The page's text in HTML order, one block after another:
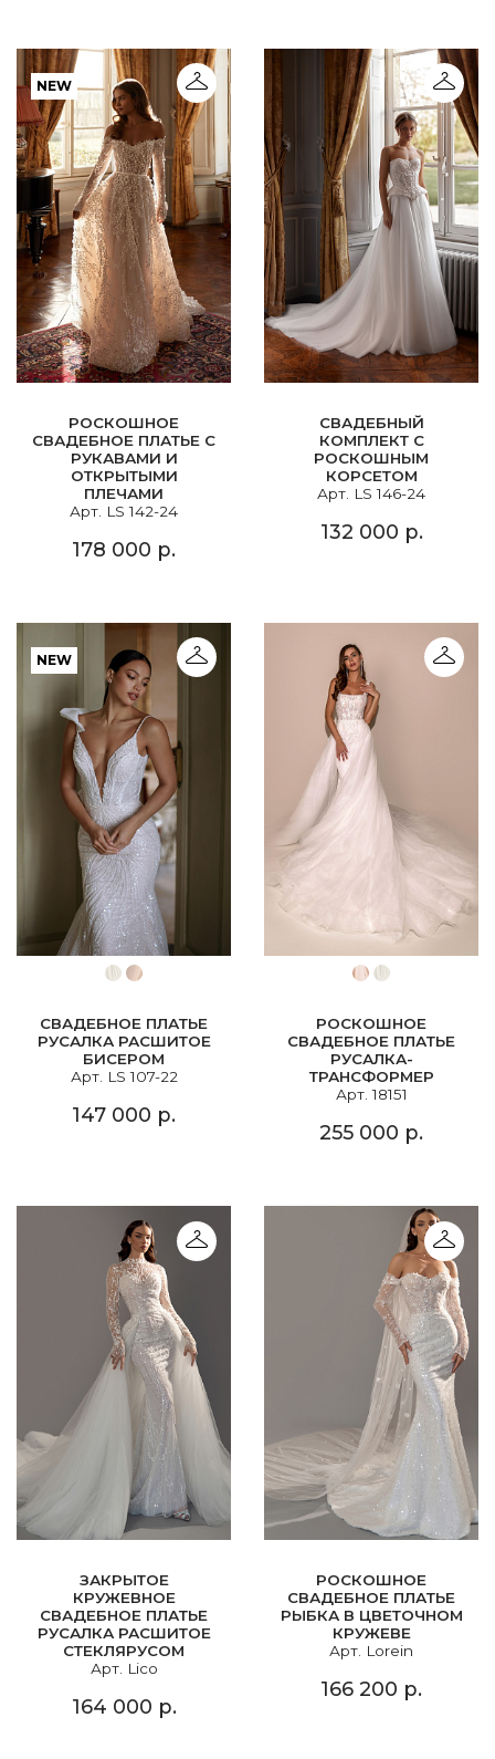
NEW
РОСКОШНОЕ
СВАДЕБНОЕ ПЛАТЬЕ С
РУКАВАМИ И
ОТКРЫТЫМИ
ПЛЕЧАМИ
Арт. LS 142-24
178 000 р.
СВАДЕБНЫЙ
КОМПЛЕКТ С
РОСКОШНЫМ
КОРСЕТОМ
Арт. LS 146-24
132 000 р.
NEW
СВАДЕБНОЕ ПЛАТЬЕ
РУСАЛКА РАСШИТОЕ
БИСЕРОМ
Арт. LS 107-22
147 000 р.
РОСКОШНОЕ
СВАДЕБНОЕ ПЛАТЬЕ
РУСАЛКА-
ТРАНСФОРМЕР
Арт. 18151
255 000 р.
ЗАКРЫТОЕ
КРУЖЕВНОЕ
СВАДЕБНОЕ ПЛАТЬЕ
РУСАЛКА РАСШИТОЕ
СТЕКЛЯРУСОМ
Арт. Lico
164 000 р.
РОСКОШНОЕ
СВАДЕБНОЕ ПЛАТЬЕ
РЫБКА В ЦВЕТОЧНОМ
КРУЖЕВЕ
Арт. Lorein
166 200 р.